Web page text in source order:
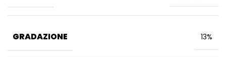
GRADAZIONE 13%